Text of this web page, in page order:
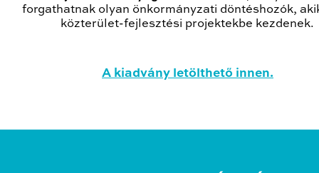
forgathatnak olyan önkormányzati döntéshozók,
közterület-fejlesztési projektekbe kezdenek.
A kiadvány letölthető innen.